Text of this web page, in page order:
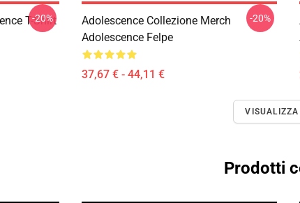
T-Shirt
-20%
Adolescence Collezione Merch
Adolescence Felpe
37,67 € - 44,11 €
-20%
VISUALIZZA
Prodotti